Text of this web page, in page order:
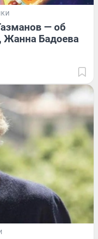
— об
Жанна Бадоева